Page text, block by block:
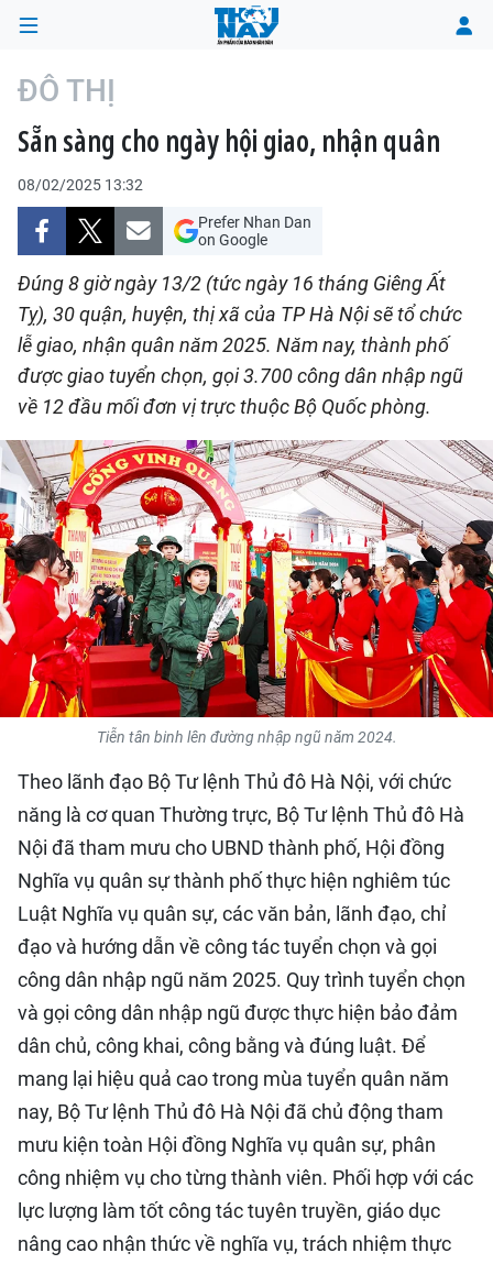
TRANG CHỦ
THỜI SỰ
CHÍNH TRỊ
XÃ HỘI
KINH TẾ
ĐÔ THỊ
VĂN HÓA - VĂN NGHỆ
QUỐC TẾ
THỂ THAO
DU LỊCH
HỒ SƠ - TƯ LIỆU
NHÂN DÂN ĐIỆN TỬ
NHÂN DÂN HẰNG THÁNG
NHÂN DÂN CUỐI TUẦN
ĐÔ THỊ
Sẵn sàng cho ngày hội giao, nhận quân
08/02/2025 13:32
Prefer Nhan Dan
on Google
Đúng 8 giờ ngày 13/2 (tức ngày 16 tháng Giêng Ất
Tỵ), 30 quận, huyện, thị xã của TP Hà Nội sẽ tổ chức
lễ giao, nhận quân năm 2025. Năm nay, thành phố
được giao tuyển chọn, gọi 3.700 công dân nhập ngũ
về 12 đầu mối đơn vị trực thuộc Bộ Quốc phòng.
Tiễn tân binh lên đường nhập ngũ năm 2024.
Theo lãnh đạo Bộ Tư lệnh Thủ đô Hà Nội, với chức
năng là cơ quan Thường trực, Bộ Tư lệnh Thủ đô Hà
Nội đã tham mưu cho UBND thành phố, Hội đồng
Nghĩa vụ quân sự thành phố thực hiện nghiêm túc
Luật Nghĩa vụ quân sự, các văn bản, lãnh đạo, chỉ
đạo và hướng dẫn về công tác tuyển chọn và gọi
công dân nhập ngũ năm 2025. Quy trình tuyển chọn
và gọi công dân nhập ngũ được thực hiện bảo đảm
dân chủ, công khai, công bằng và đúng luật. Để
mang lại hiệu quả cao trong mùa tuyển quân năm
nay, Bộ Tư lệnh Thủ đô Hà Nội đã chủ động tham
mưu kiện toàn Hội đồng Nghĩa vụ quân sự, phân
công nhiệm vụ cho từng thành viên. Phối hợp với các
lực lượng làm tốt công tác tuyên truyền, giáo dục
nâng cao nhận thức về nghĩa vụ, trách nhiệm thực